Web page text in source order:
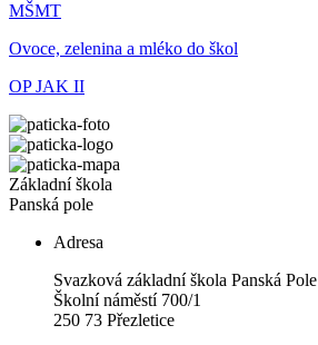
MŠMT
Ovoce, zelenina a mléko do škol
OP JAK II
Základní škola
Panská pole
Adresa
Svazková základní škola Panská Pole
Školní náměstí 700/1
250 73 Přezletice